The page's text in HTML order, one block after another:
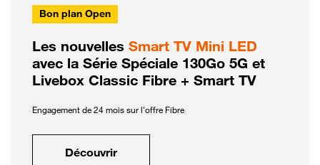
Bon plan Open
Les nouvelles Smart TV Mini LED
avec la Série Spéciale 130Go 5G et
Livebox Classic Fibre + Smart TV
Engagement de 24 mois sur l'offre Fibre
Découvrir